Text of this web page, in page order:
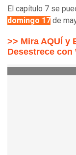
El capítulo 7 se
domingo 17 de
>> Mira AQUÍ y
Desestrece con